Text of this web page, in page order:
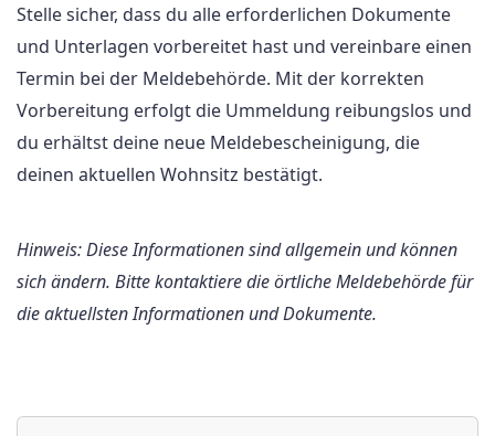
Stelle sicher, dass du alle erforderlichen Dokumente
und Unterlagen vorbereitet hast und vereinbare einen
Termin bei der Meldebehörde. Mit der korrekten
Vorbereitung erfolgt die Ummeldung reibungslos und
du erhältst deine neue Meldebescheinigung, die
deinen aktuellen Wohnsitz bestätigt.
Hinweis: Diese Informationen sind allgemein und können
sich ändern. Bitte kontaktiere die örtliche Meldebehörde für
die aktuellsten Informationen und Dokumente.